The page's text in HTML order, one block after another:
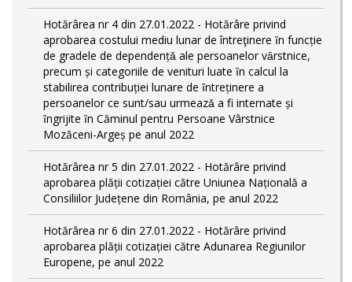
Hotărârea nr 4 din 27.01.2022 - Hotărâre privind
aprobarea costului mediu lunar de întreţinere ȋn funcție
de gradele de dependențǎ ale persoanelor vȃrstnice,
precum și categoriile de venituri luate ȋn calcul la
stabilirea contribuției lunare de ȋntreținere a
persoanelor ce sunt/sau urmeazǎ a fi internate și
ȋngrijite ȋn Căminul pentru Persoane Vârstnice
Mozăceni-Argeș pe anul 2022
Hotărârea nr 5 din 27.01.2022 - Hotărâre privind
aprobarea plății cotizației către Uniunea Națională a
Consiliilor Județene din România, pe anul 2022
Hotărârea nr 6 din 27.01.2022 - Hotărâre privind
aprobarea plății cotizației către Adunarea Regiunilor
Europene, pe anul 2022